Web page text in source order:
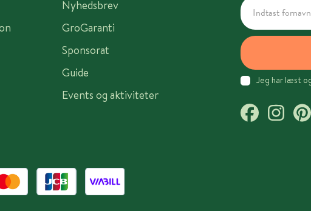
Nyhedsbrev
GroGaranti
Sponsorat
Guide
Events og aktiviteter
Jeg har læst